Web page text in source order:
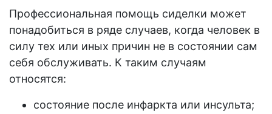
Профессиональная помощь сиделки может
понадобиться в ряде случаев, когда человек в
силу тех или иных причин не в состоянии сам
себя обслуживать. К таким случаям
относятся:
состояние после инфаркта или инсульта;